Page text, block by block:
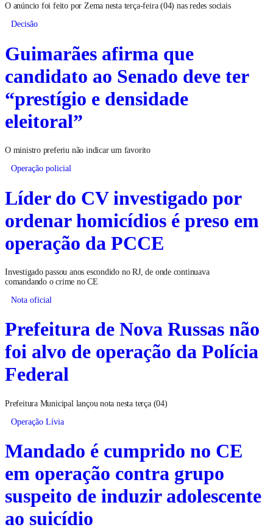
O anúncio foi feito por Zema nesta terça-feira (04) nas redes sociais
Decisão
Guimarães afirma que
candidato ao Senado deve ter
“prestígio e densidade
eleitoral”
O ministro preferiu não indicar um favorito
Operação policial
Líder do CV investigado por
ordenar homicídios é preso em
operação da PCCE
Investigado passou anos escondido no RJ, de onde continuava
comandando o crime no CE
Nota oficial
Prefeitura de Nova Russas não
foi alvo de operação da Polícia
Federal
Prefeitura Municipal lançou nota nesta terça (04)
Operação Lívia
Mandado é cumprido no CE
em operação contra grupo
suspeito de induzir adolescente
ao suicídio